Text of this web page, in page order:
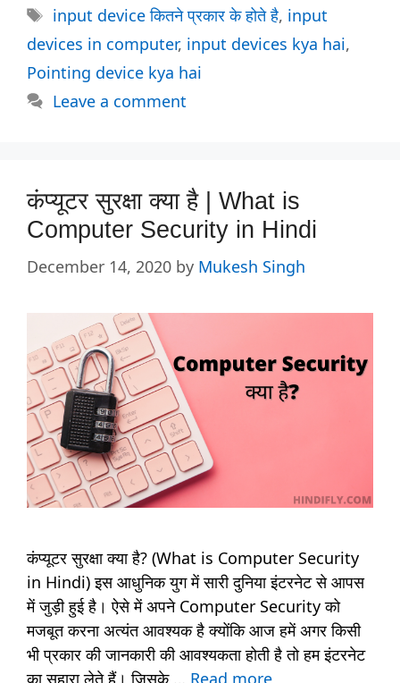
Tags
input device कितने प्रकार के होते है, input
devices in computer, input devices kya hai,
Pointing device kya hai
Leave a comment
कंप्यूटर सुरक्षा क्या है | What is
Computer Security in Hindi
December 14, 2020 by Mukesh Singh
कंप्यूटर सुरक्षा क्या है? (What is Computer Security
in Hindi) इस आधुनिक युग में सारी दुनिया इंटरनेट से आपस
में जुड़ी हुई है। ऐसे में अपने Computer Security को
मजबूत करना अत्यंत आवश्यक है क्योंकि आज हमें अगर किसी
भी प्रकार की जानकारी की आवश्यकता होती है तो हम इंटरनेट